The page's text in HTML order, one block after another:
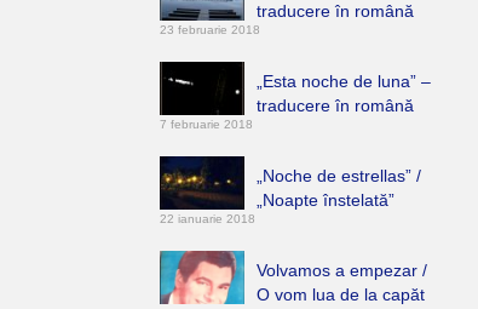
traducere în română
23 februarie 2018
„Esta noche de luna” –
traducere în română
7 februarie 2018
„Noche de estrellas” /
„Noapte înstelată”
22 ianuarie 2018
Volvamos a empezar /
O vom lua de la capăt